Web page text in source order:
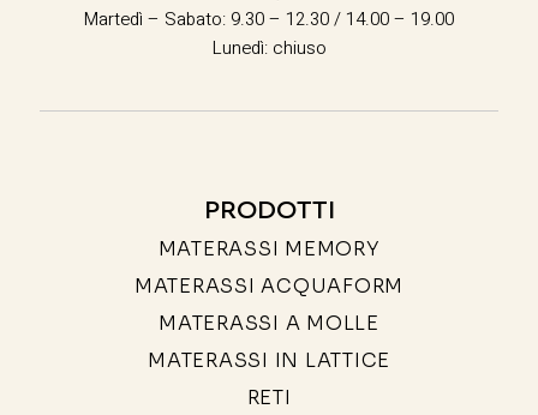
Martedì – Sabato: 9.30 – 12.30 / 14.00 – 19.00
Lunedì: chiuso
PRODOTTI
MATERASSI MEMORY
MATERASSI ACQUAFORM
MATERASSI A MOLLE
MATERASSI IN LATTICE
RETI